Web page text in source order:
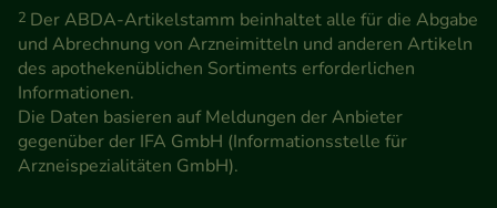
teilweise an Dritte wie z.B. Google oder soziale
Medien übertragen werden.
2 Der ABDA-Artikelstamm beinhaltet alle für die Abgabe
und Abrechnung von Arzneimitteln und anderen Artikeln
des apothekenüblichen Sortiments erforderlichen
Informationen.
Die Daten basieren auf Meldungen der Anbieter
gegenüber der IFA GmbH (Informationsstelle für
Arzneispezialitäten GmbH).